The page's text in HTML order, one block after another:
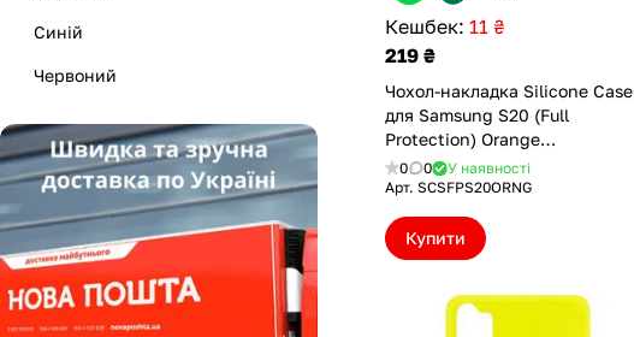
Кешбек: 11 ₴
219 ₴
Чохол-накладка Silicone Case
для Samsung S20 (Full
Protection) Orange
(SCSFPS20ORNG)
0 0
У наявності
Арт. SCSFPS20ORNG
Купити
Синій
Червоний
Блакитний
Фіолетовий
Помаранчевий